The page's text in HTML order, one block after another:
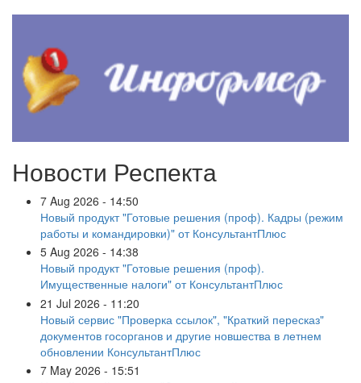
Новости Респекта
7 Aug 2026 - 14:50
Новый продукт "Готовые решения (проф). Кадры (режим
работы и командировки)" от КонсультантПлюс
5 Aug 2026 - 14:38
Новый продукт "Готовые решения (проф).
Имущественные налоги" от КонсультантПлюс
21 Jul 2026 - 11:20
Новый сервис "Проверка ссылок", "Краткий пересказ"
документов госорганов и другие новшества в летнем
обновлении КонсультантПлюс
7 May 2026 - 15:51